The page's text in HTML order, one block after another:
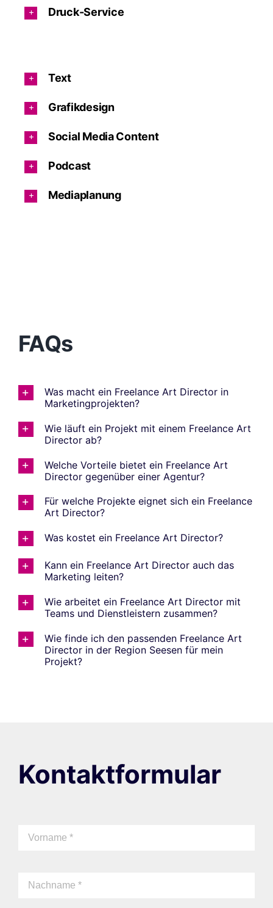
Druck-Service
Text
Grafikdesign
Social Media Content
Podcast
Mediaplanung
FAQs
Was macht ein Freelance Art Director in
Marketingprojekten?
Wie läuft ein Projekt mit einem Freelance Art
Director ab?
Welche Vorteile bietet ein Freelance Art
Director gegenüber einer Agentur?
Für welche Projekte eignet sich ein Freelance
Art Director?
Was kostet ein Freelance Art Director?
Kann ein Freelance Art Director auch das
Marketing leiten?
Wie arbeitet ein Freelance Art Director mit
Teams und Dienstleistern zusammen?
Wie finde ich den passenden Freelance Art
Director in der Region Seesen für mein
Projekt?
Kontaktformular